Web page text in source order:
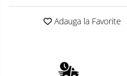
Adauga la Favorite